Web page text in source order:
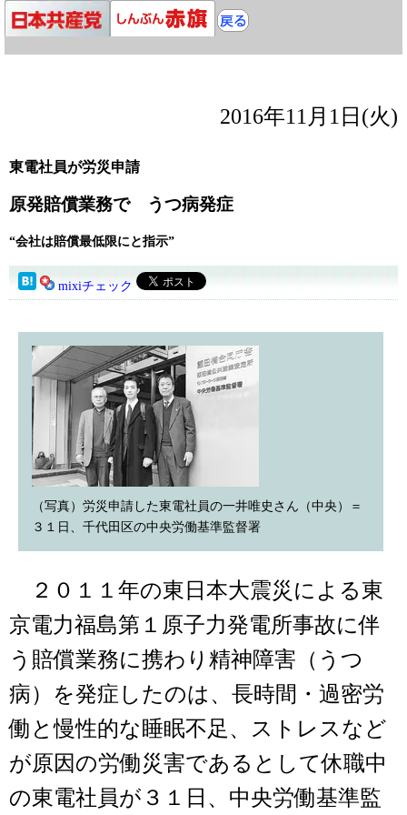
2016年11月1日(火)
東電社員が労災申請
原発賠償業務で うつ病発症
“会社は賠償最低限にと指示”
mixiチェック
（写真）労災申請した東電社員の一井唯史さん（中央）＝
３１日、千代田区の中央労働基準監督署
２０１１年の東日本大震災による東
京電力福島第１原子力発電所事故に伴
う賠償業務に携わり精神障害（うつ
病）を発症したのは、長時間・過密労
働と慢性的な睡眠不足、ストレスなど
が原因の労働災害であるとして休職中
の東電社員が３１日、中央労働基準監